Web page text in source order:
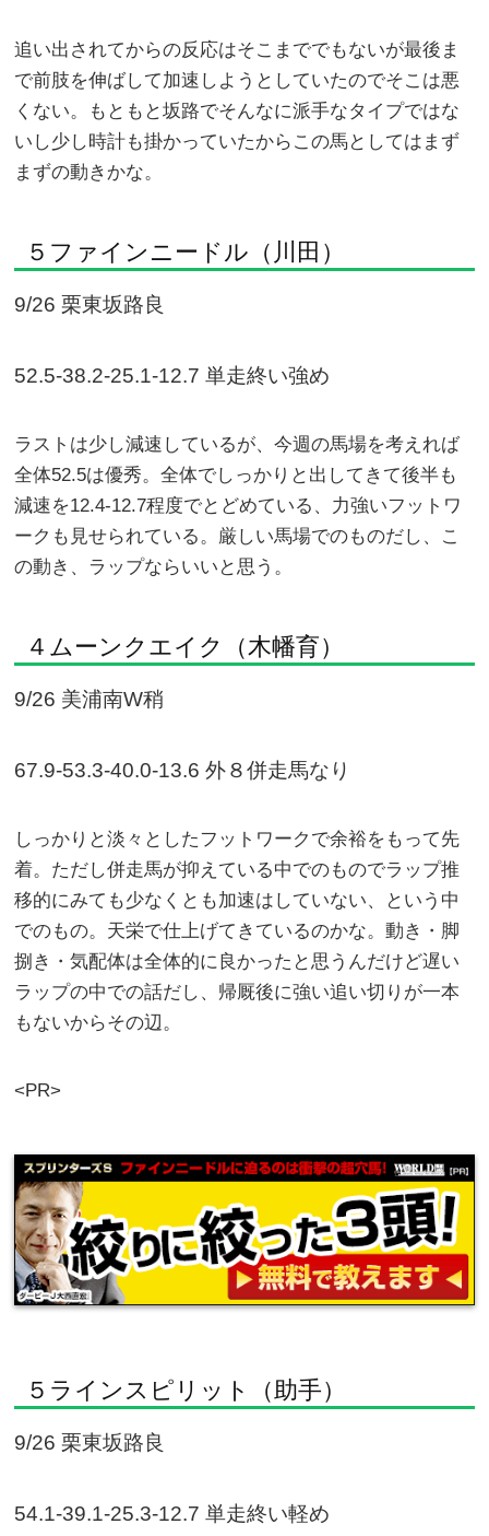
追い出されてからの反応はそこまででもないが最後ま
で前肢を伸ばして加速しようとしていたのでそこは悪
くない。もともと坂路でそんなに派手なタイプではな
いし少し時計も掛かっていたからこの馬としてはまず
まずの動きかな。
５ファインニードル（川田）
9/26 栗東坂路良
52.5-38.2-25.1-12.7 単走終い強め
ラストは少し減速しているが、今週の馬場を考えれば
全体52.5は優秀。全体でしっかりと出してきて後半も
減速を12.4-12.7程度でとどめている、力強いフットワ
ークも見せられている。厳しい馬場でのものだし、こ
の動き、ラップならいいと思う。
４ムーンクエイク（木幡育）
9/26 美浦南W稍
67.9-53.3-40.0-13.6 外８併走馬なり
しっかりと淡々としたフットワークで余裕をもって先
着。ただし併走馬が抑えている中でのものでラップ推
移的にみても少なくとも加速はしていない、という中
でのもの。天栄で仕上げてきているのかな。動き・脚
捌き・気配体は全体的に良かったと思うんだけど遅い
ラップの中での話だし、帰厩後に強い追い切りが一本
もないからその辺。
<PR>
５ラインスピリット（助手）
9/26 栗東坂路良
54.1-39.1-25.3-12.7 単走終い軽め